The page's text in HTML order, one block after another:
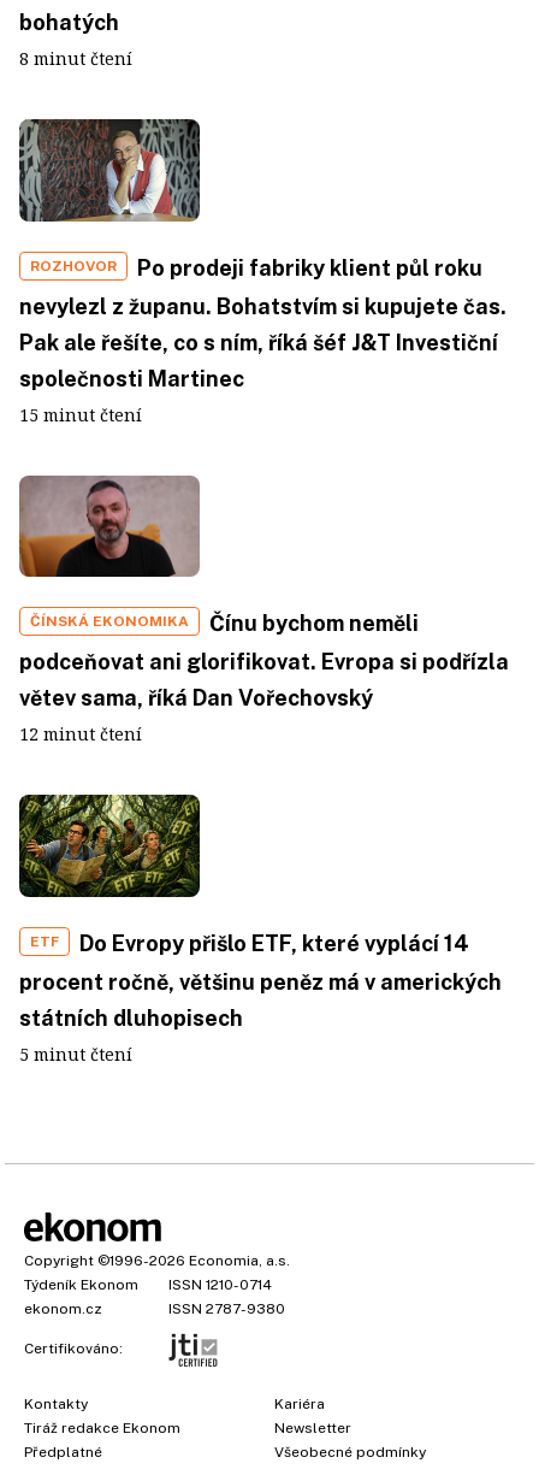
bohatých
8 minut čtení
ROZHOVOR
Po prodeji fabriky klient půl roku
nevylezl z županu. Bohatstvím si kupujete čas.
Pak ale řešíte, co s ním, říká šéf J&T Investiční
společnosti Martinec
15 minut čtení
ČÍNSKÁ EKONOMIKA
Čínu bychom neměli
podceňovat ani glorifikovat. Evropa si podřízla
větev sama, říká Dan Vořechovský
12 minut čtení
ETF
Do Evropy přišlo ETF, které vyplácí 14
procent ročně, většinu peněz má v amerických
státních dluhopisech
5 minut čtení
Copyright ©1996-2026 Economia, a.s.
Týdeník Ekonom
ISSN 1210-0714
ekonom.cz
ISSN 2787-9380
Certifikováno:
Kontakty
Tiráž redakce Ekonom
Předplatné
Kariéra
Newsletter
Všeobecné podmínky